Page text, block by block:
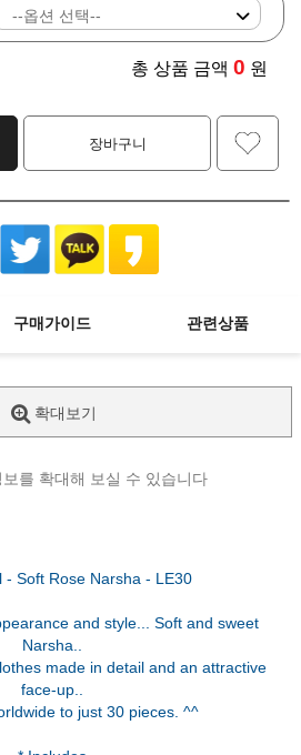
총 상품 금액 0 원
장바구니
구매가이드 관련상품
확대보기
보를 확대해 보실 수 있습니다
- Soft Rose Narsha - LE30
and style... Soft and sweet
Narsha..
made in detail and an attractive
face-up..
to just 30 pieces. ^^